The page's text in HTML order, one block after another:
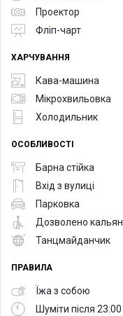
Проектор
Фліп-чарт
ХАРЧУВАННЯ
Кава-машина
Мікрохвильовка
Холодильник
ОСОБЛИВОСТІ
Барна стійка
Вхід з вулиці
Парковка
Дозволено кальян
Танцмайданчик
ПРАВИЛА
Їжа з собою
Шуміти після 23:00